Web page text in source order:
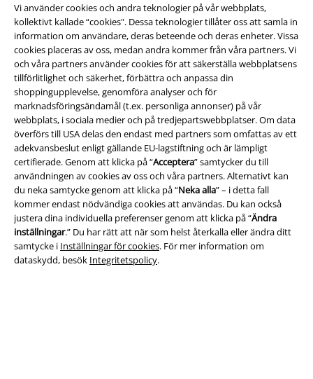
Vi använder cookies och andra teknologier på vår webbplats,
kollektivt kallade “cookies". Dessa teknologier tillåter oss att samla in
information om användare, deras beteende och deras enheter. Vissa
cookies placeras av oss, medan andra kommer från våra partners. Vi
och våra partners använder cookies för att säkerställa webbplatsens
tillförlitlighet och säkerhet, förbättra och anpassa din
shoppingupplevelse, genomföra analyser och för
marknadsföringsändamål (t.ex. personliga annonser) på vår
webbplats, i sociala medier och på tredjepartswebbplatser. Om data
överförs till USA delas den endast med partners som omfattas av ett
adekvansbeslut enligt gällande EU-lagstiftning och är lämpligt
certifierade. Genom att klicka på “Acceptera” samtycker du till
användningen av cookies av oss och våra partners. Alternativt kan
du neka samtycke genom att klicka på “Neka alla” – i detta fall
kommer endast nödvändiga cookies att användas. Du kan också
justera dina individuella preferenser genom att klicka på “Ändra
inställningar.” Du har rätt att när som helst återkalla eller ändra ditt
samtycke i Inställningar för cookies. För mer information om
dataskydd, besök Integritetspolicy.
Juridisk information/Villkor
Villkor
Om oss
Ladda ner villkoren
Avfallshantering och miljöskydd
Försäkran om överensstämmelse